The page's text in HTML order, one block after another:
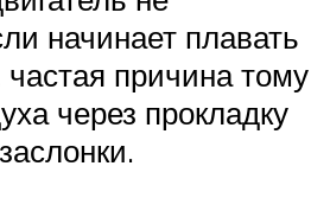
начинает плавать
частая причина тому
через прокладку